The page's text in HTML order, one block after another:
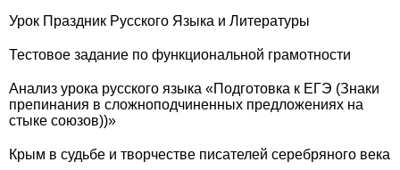
Урок Праздник Русского Языка и Литературы
Тестовое задание по функциональной грамотности
Анализ урока русского языка «Подготовка к ЕГЭ (Знаки
препинания в сложноподчиненных предложениях на
стыке союзов))»
Крым в судьбе и творчестве писателей серебряного века